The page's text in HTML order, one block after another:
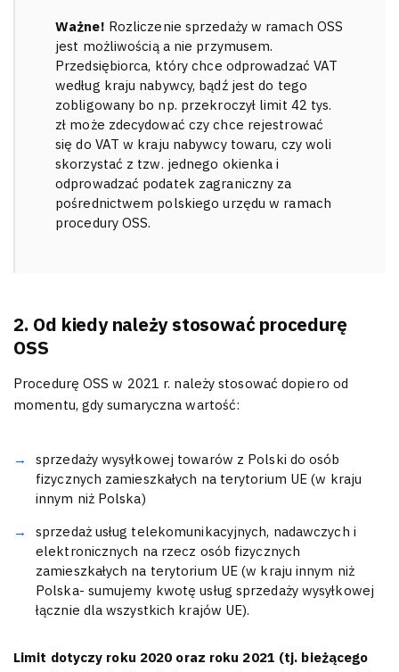
Ważne! Rozliczenie sprzedaży w ramach OSS
jest możliwością a nie przymusem.
Przedsiębiorca, który chce odprowadzać VAT
według kraju nabywcy, bądź jest do tego
zobligowany bo np. przekroczył limit 42 tys.
zł może zdecydować czy chce rejestrować
się do VAT w kraju nabywcy towaru, czy woli
skorzystać z tzw. jednego okienka i
odprowadzać podatek zagraniczny za
pośrednictwem polskiego urzędu w ramach
procedury OSS.
2. Od kiedy należy stosować procedurę
OSS
Procedurę OSS w 2021 r. należy stosować dopiero od
momentu, gdy sumaryczna wartość:
sprzedaży wysyłkowej towarów z Polski do osób
fizycznych zamieszkałych na terytorium UE (w kraju
innym niż Polska)
sprzedaż usług telekomunikacyjnych, nadawczych i
elektronicznych na rzecz osób fizycznych
zamieszkałych na terytorium UE (w kraju innym niż
Polska- sumujemy kwotę usług sprzedaży wysyłkowej
łącznie dla wszystkich krajów UE).
Limit dotyczy roku 2020 oraz roku 2021 (tj. bieżącego